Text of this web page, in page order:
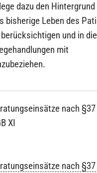
dazu den Hintergrund
bisherige Leben des
und in die
mit
nach
XI
nach